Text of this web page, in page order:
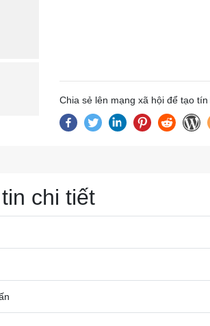
Chia sẻ lên mạng xã hội để tạo
chi tiết